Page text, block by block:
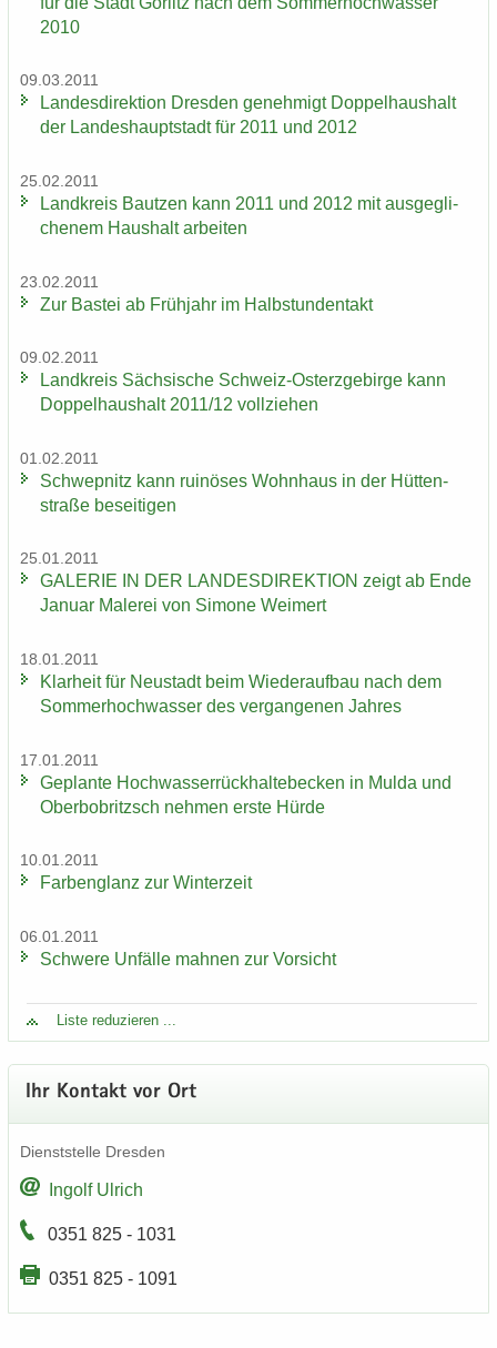
2010
09.03.2011
Lan­des­di­rek­ti­on Dres­den ge­neh­migt Dop­pel­haus­halt
der Lan­des­haupt­stadt für 2011 und 2012
25.02.2011
Land­kreis Baut­zen kann 2011 und 2012 mit aus­ge­gli­
che­nem Haus­halt ar­bei­ten
23.02.2011
Zur Bas­tei ab Früh­jahr im Halb­stun­den­takt
09.02.2011
Land­kreis Säch­si­sche Schweiz-​Osterzgebirge kann
Dop­pel­haus­halt 2011/12 voll­zie­hen
01.02.2011
Schwepnitz kann rui­nö­ses Wohn­haus in der Hüt­ten­
stra­ße be­sei­ti­gen
25.01.2011
GA­LE­RIE IN DER LAN­DES­DI­REK­TI­ON zeigt ab Ende
Ja­nu­ar Ma­le­rei von Si­mo­ne Wei­mert
18.01.2011
Klar­heit für Neu­stadt beim Wie­der­auf­bau nach dem
Som­mer­hoch­was­ser des ver­gan­ge­nen Jah­res
17.01.2011
Ge­plan­te Hoch­was­ser­rück­hal­te­be­cken in Mulda und
Ober­bobritzsch neh­men erste Hürde
10.01.2011
Far­ben­glanz zur Win­ter­zeit
06.01.2011
Schwe­re Un­fäl­le mah­nen zur Vor­sicht
Liste re­du­zie­ren ...
Ihr Kon­takt vor Ort
Dienst­stel­le Dres­den
In­golf Ul­rich
0351 825 - 1031
0351 825 - 1091